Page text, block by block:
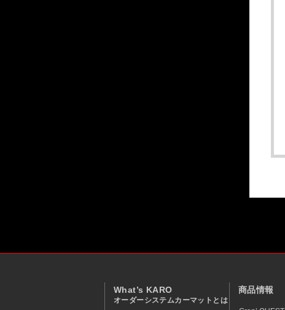
What’s KARO
オーダーシステムカーマットとは
商品情報